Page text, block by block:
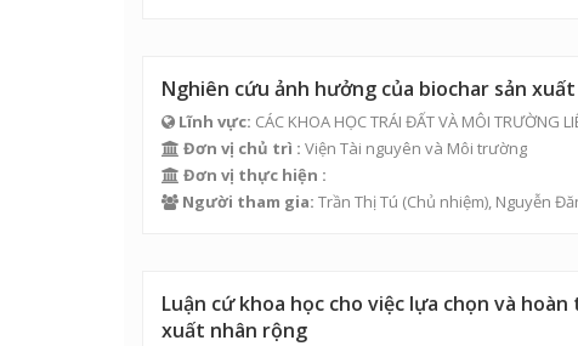
Nghiên cứu ảnh hưởng của biochar sản
Lĩnh vực: CÁC KHOA HỌC TRÁI ĐẤT VÀ MÔI TRƯỜNG
Đơn vị chủ trì : Viện Tài nguyên và Môi trường
Đơn vị thực hiện :
Người tham gia: Trần Thị Tú (Chủ nhiệm), Nguyễn
Luận cứ khoa học cho việc lựa chọn và
xuất nhân rộng